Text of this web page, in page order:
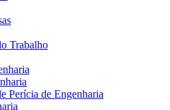
Trabalho
Perícia de Engenharia